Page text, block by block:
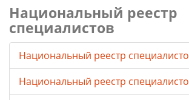
Национальный реестр
специалистов
Национальный реестр
Национальный реестр